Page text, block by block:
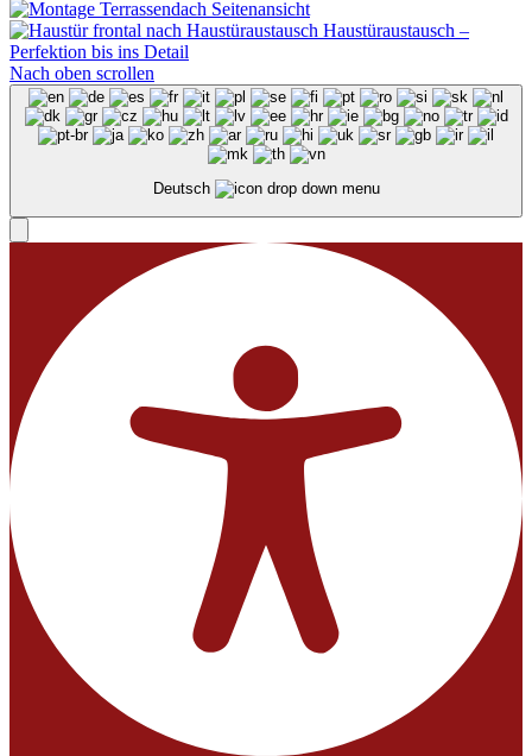
Haustüraustausch –
Perfektion bis ins Detail
Nach oben scrollen
Deutsch